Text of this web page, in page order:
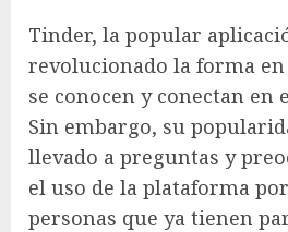
Tinder, la popular
revolucionado la forma en
se conocen y conectan
Sin embargo, su
llevado a preguntas y
el uso de la plataforma
personas que ya tienen